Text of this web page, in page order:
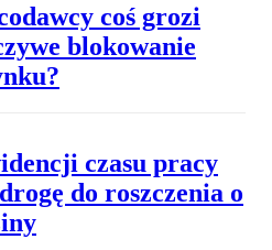
coś grozi
blokowanie
czasu pracy
do roszczenia o